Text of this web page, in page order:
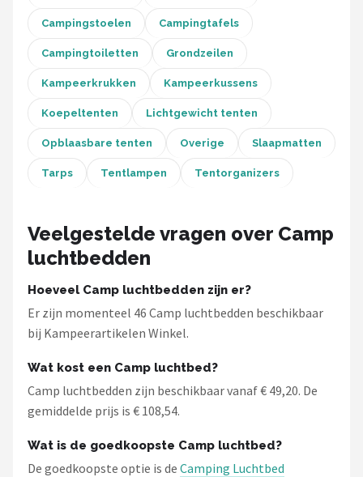
Campingstoelen Campingtafels
Campingtoiletten Grondzeilen
Kampeerkrukken Kampeerkussens
Koepeltenten Lichtgewicht tenten
Opblaasbare tenten Overige Slaapmatten
Tarps Tentlampen Tentorganizers
Veelgestelde vragen over Camp
luchtbedden
Hoeveel Camp luchtbedden zijn er?
Er zijn momenteel 46 Camp luchtbedden beschikbaar
bij Kampeerartikelen Winkel.
Wat kost een Camp luchtbed?
Camp luchtbedden zijn beschikbaar vanaf € 49,20. De
gemiddelde prijs is € 108,54.
Wat is de goedkoopste Camp luchtbed?
De goedkoopste optie is de Camping Luchtbed